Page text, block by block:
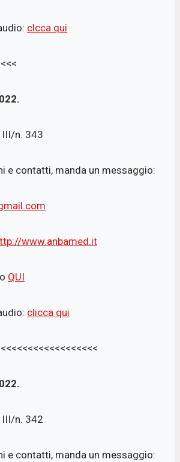
clcca qui
III/n. 343
e contatti, manda un messaggio:
www.anbamed.it
QUI
clicca qui
III/n. 342
e contatti, manda un messaggio: